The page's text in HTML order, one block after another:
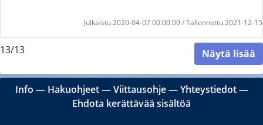
Julkaistu 2020-04-07 00:00:00 / Tallennettu 2021-12-15
13/13 Näytä lisää
Info ― Hakuohjeet―Viittausohje―Yhteystiedot―
Ehdota kerättävää sisältöä